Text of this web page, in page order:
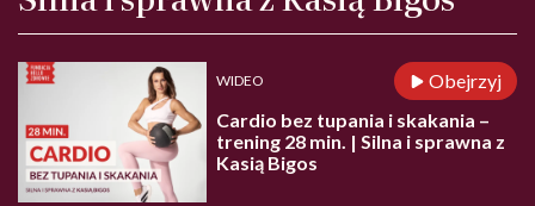
WIDEO
Obejrzyj
Cardio bez tupania i skakania –
trening 28 min. | Silna i sprawna z
Kasią Bigos